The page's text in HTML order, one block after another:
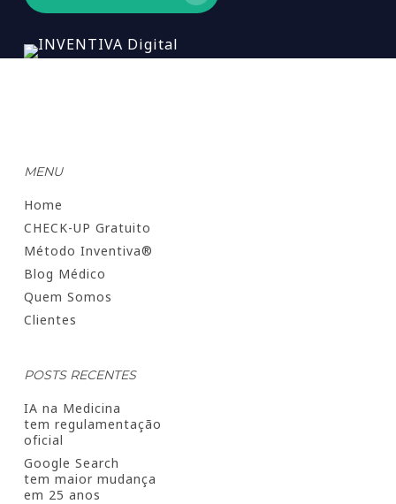
MENU
Home
CHECK-UP Gratuito
Método Inventiva®
Blog Médico
Quem Somos
Clientes
POSTS RECENTES
IA na Medicina
tem regulamentação
oficial
Google Search
tem maior mudança
em 25 anos